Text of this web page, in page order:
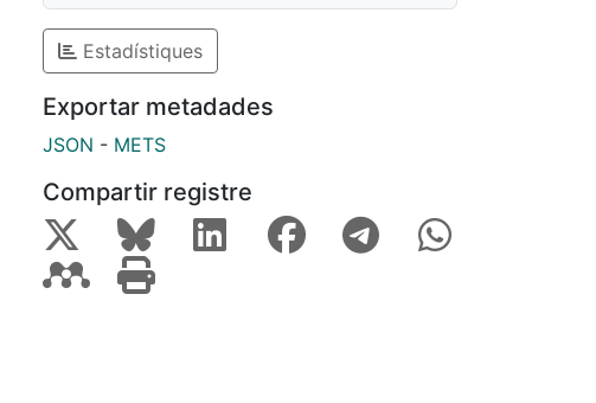
Estadístiques
Exportar metadades
JSON - METS
Compartir registre